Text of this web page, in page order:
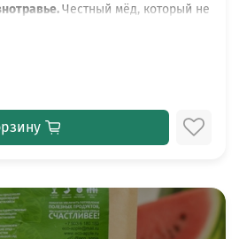
Честный мёд, который не
перед употреблением его
воду. Мёд частной пасеки -
полей Орловского
200 мл.
банан
которую вы точно должны
"Летний сад"или
"Ягодный
от наличия на
г.